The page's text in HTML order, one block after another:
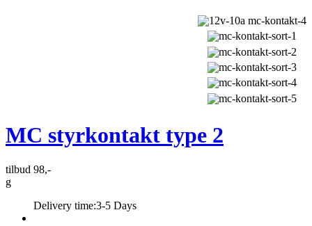
MC styrkontakt type 2
tilbud 98,-
g
Delivery time:3-5 Days